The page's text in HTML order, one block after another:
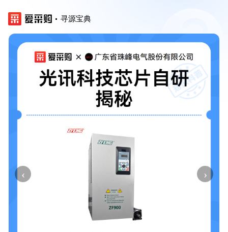
寻源宝典
‹ ›